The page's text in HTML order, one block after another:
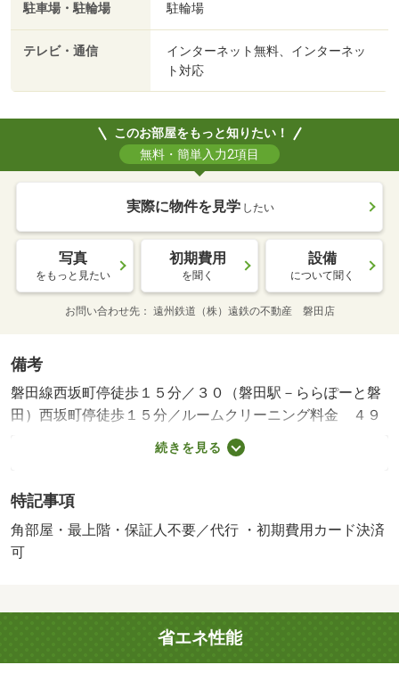
駐車場・駐輪場 駐輪場
テレビ・通信
インターネット無料、インターネッ
ト対応
このお部屋をもっと知りたい！
無料・簡単入力2項目
実際に物件を見学 したい
写真
をもっと見たい
初期費用
を聞く
設備
について聞く
お問い合わせ先 遠州鉄道（株）遠鉄の不動産 磐田店
備考
磐田線西坂町停徒歩１５分／３０（磐田駅－ららぽーと磐
田）西坂町停徒歩１５分／ルームクリーニング料金 ４９
５００円／Ｄ－ｒｏｏｍＣａｒｄキー料金 １６５００円
／ＩＣロック電池（初回） ２７５０円／町会費 ５００
３５０００円、月額保証料賃料等総額の１％＋８００円／
月（その他商品あり）／仲介手数料１．１ヶ月／普通借家
０２年／バストイレ別／バルコニー／エアコン／ガスコン
置／シューズボックス／システムキッチン／追焚機能浴室
／角住戸／温水洗浄便座／脱衣所／洗面所独立／洗面化粧
台／２口コンロ／駐輪場／宅配ボックス／最上階／敷金不
続きを見る
特記事項
角部屋・最上階・保証人不要／代行 ・初期費用カード決済
可
省エネ性能